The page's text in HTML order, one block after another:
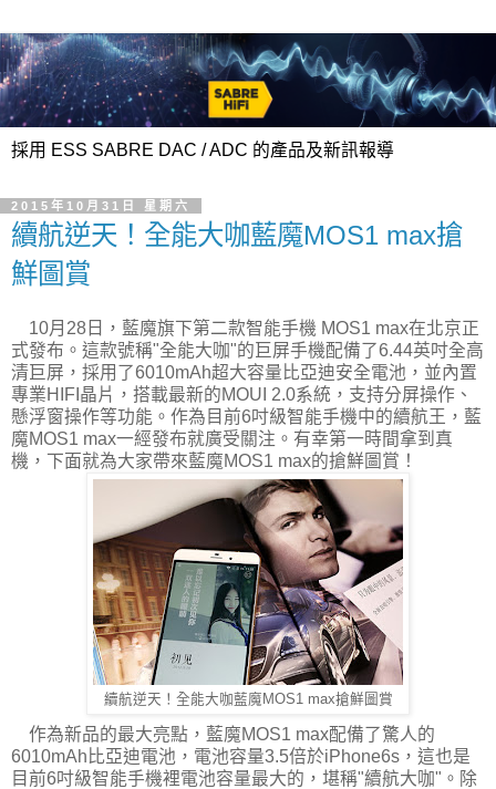
採用 ESS SABRE DAC / ADC 的產品及新訊報導
2015年10月31日 星期六
續航逆天！全能大咖藍魔MOS1 max搶
鮮圖賞
10月28日，藍魔旗下第二款智能手機 MOS1 max在北京正
式發布。這款號稱"全能大咖"的巨屏手機配備了6.44英吋全高
清巨屏，採用了6010mAh超大容量比亞迪安全電池，並內置
專業HIFI晶片，搭載最新的MOUI 2.0系統，支持分屏操作、
懸浮窗操作等功能。作為目前6吋級智能手機中的續航王，藍
魔MOS1 max一經發布就廣受關注。有幸第一時間拿到真
機，下面就為大家帶來藍魔MOS1 max的搶鮮圖賞！
續航逆天！全能大咖藍魔MOS1 max搶鮮圖賞
作為新品的最大亮點，藍魔MOS1 max配備了驚人的
6010mAh比亞迪電池，電池容量3.5倍於iPhone6s，這也是
目前6吋級智能手機裡電池容量最大的，堪稱"續航大咖"。除